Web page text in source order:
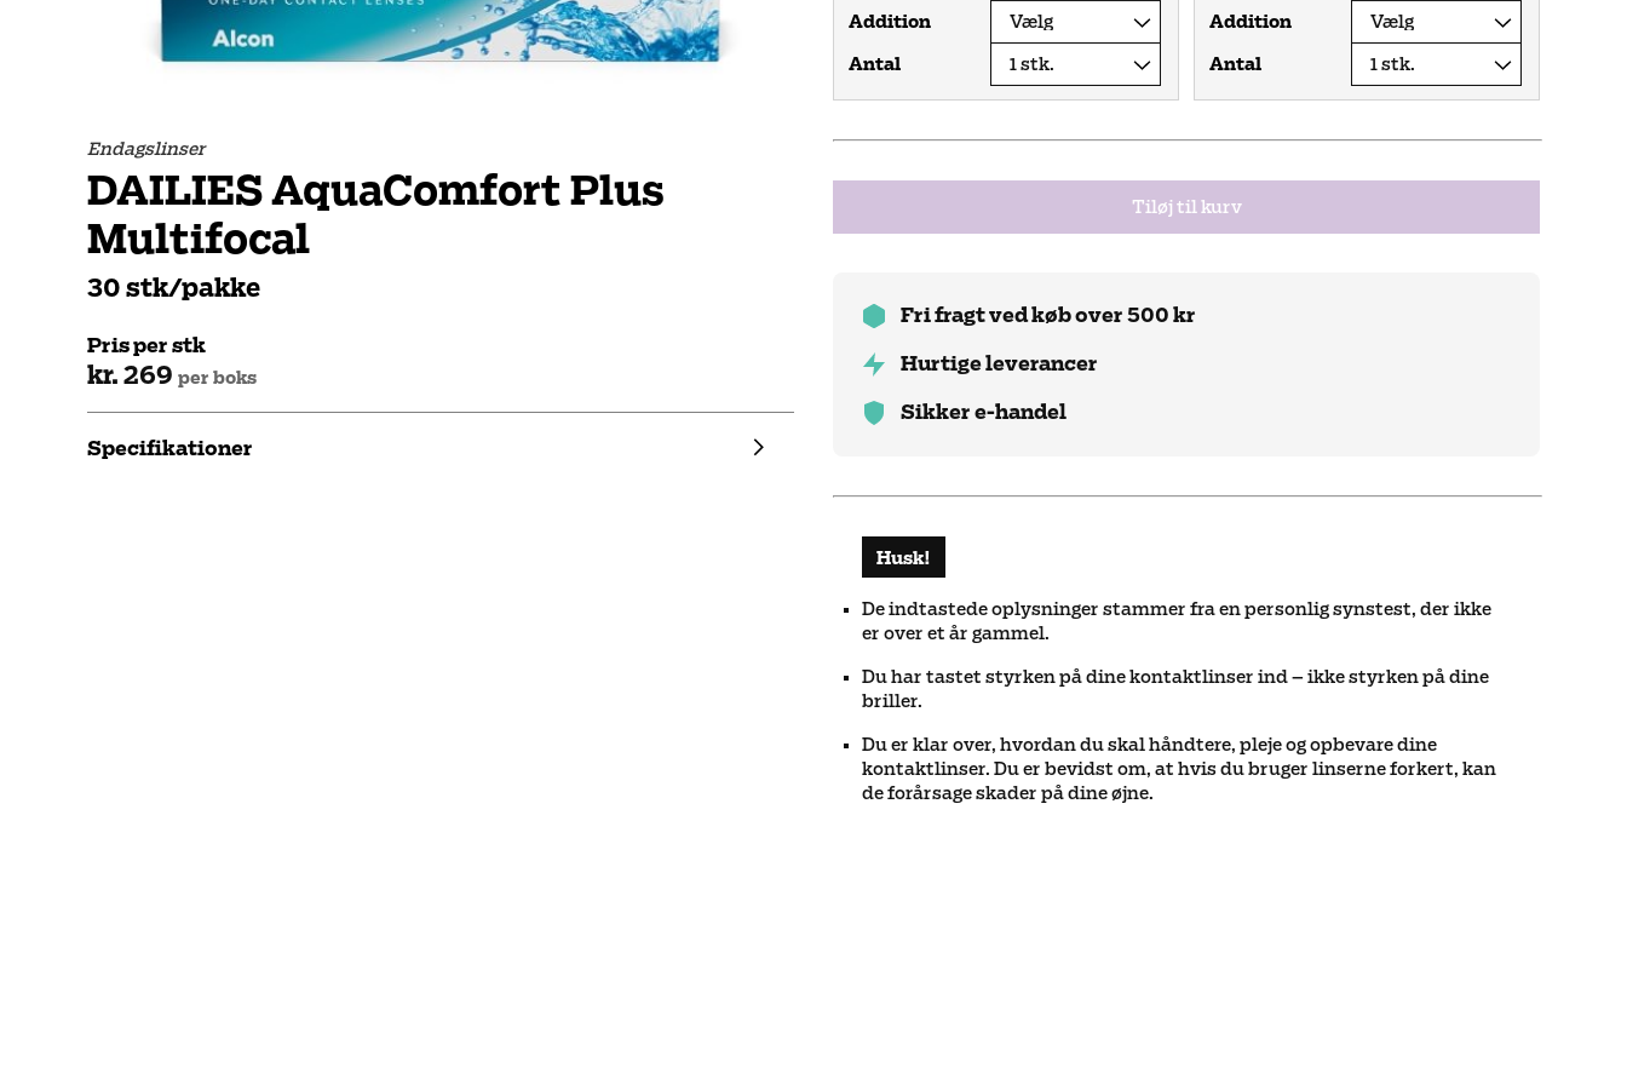
Endagslinser
DAILIES AquaComfort Plus
Multifocal
30 stk/pakke
Pris per stk
kr. 269 per boks
Specifikationer
Addition
Antal
Addition
Antal
Tiløj til kurv
Fri fragt ved køb over 500 kr
Hurtige leverancer
Sikker e-handel
Husk!
De indtastede oplysninger stammer fra en personlig synstest, der ikke
er over et år gammel.
Du har tastet styrken på dine kontaktlinser ind – ikke styrken på dine
briller.
Du er klar over, hvordan du skal håndtere, pleje og opbevare dine
kontaktlinser. Du er bevidst om, at hvis du bruger linserne forkert, kan
de forårsage skader på dine øjne.